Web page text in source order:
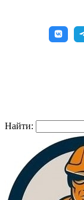
Найти: